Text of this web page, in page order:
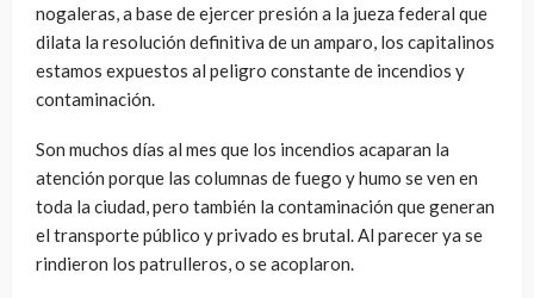
nogaleras, a base de ejercer presión a la jueza federal que
dilata la resolución definitiva de un amparo, los capitalinos
estamos expuestos al peligro constante de incendios y
contaminación.
Son muchos días al mes que los incendios acaparan la
atención porque las columnas de fuego y humo se ven en
toda la ciudad, pero también la contaminación que generan
el transporte público y privado es brutal. Al parecer ya se
rindieron los patrulleros, o se acoplaron.